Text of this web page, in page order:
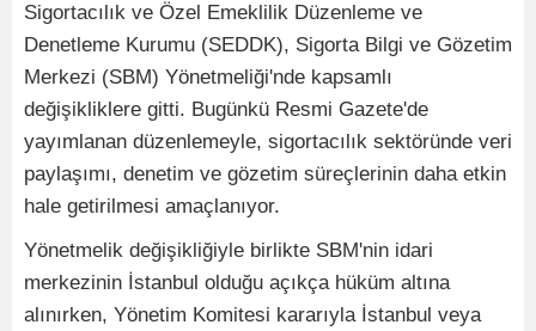
Sigortacılık ve Özel Emeklilik Düzenleme ve
Denetleme Kurumu (SEDDK), Sigorta Bilgi ve Gözetim
Merkezi (SBM) Yönetmeliği'nde kapsamlı
değişikliklere gitti. Bugünkü Resmi Gazete'de
yayımlanan düzenlemeyle, sigortacılık sektöründe veri
paylaşımı, denetim ve gözetim süreçlerinin daha etkin
hale getirilmesi amaçlanıyor.
Yönetmelik değişikliğiyle birlikte SBM'nin idari
merkezinin İstanbul olduğu açıkça hüküm altına
alınırken, Yönetim Komitesi kararıyla İstanbul veya